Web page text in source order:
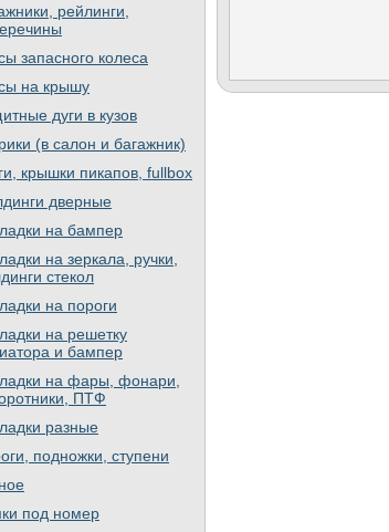
рейлинги,
запасного колеса
на крышу
дуги в кузов
(в салон и багажник)
крышки пикапов, fullbox
дверные
на бампер
на зеркала, ручки,
стекол
на пороги
на решетку
и бампер
на фары, фонари,
ПТФ
разные
подножки, ступени
под номер